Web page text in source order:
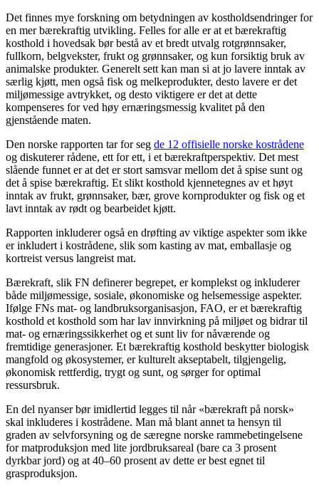
Det finnes mye forskning om betydningen av kostholdsendringer for
en mer bærekraftig utvikling. Felles for alle er at et bærekraftig
kosthold i hovedsak bør bestå av et bredt utvalg rotgrønnsaker,
fullkorn, belgvekster, frukt og grønnsaker, og kun forsiktig bruk av
animalske produkter. Generelt sett kan man si at jo lavere inntak av
særlig kjøtt, men også fisk og melkeprodukter, desto lavere er det
miljømessige avtrykket, og desto viktigere er det at dette
kompenseres for ved høy ernæringsmessig kvalitet på den
gjenstående maten.
Den norske rapporten tar for seg de 12 offisielle norske kostrådene
og diskuterer rådene, ett for ett, i et bærekraftperspektiv. Det mest
slående funnet er at det er stort samsvar mellom det å spise sunt og
det å spise bærekraftig. Et slikt kosthold kjennetegnes av et høyt
inntak av frukt, grønnsaker, bær, grove kornprodukter og fisk og et
lavt inntak av rødt og bearbeidet kjøtt.
Rapporten inkluderer også en drøfting av viktige aspekter som ikke
er inkludert i kostrådene, slik som kasting av mat, emballasje og
kortreist versus langreist mat.
Bærekraft, slik FN definerer begrepet, er komplekst og inkluderer
både miljømessige, sosiale, økonomiske og helsemessige aspekter.
Ifølge FNs mat- og landbruksorganisasjon, FAO, er et bærekraftig
kosthold et kosthold som har lav innvirkning på miljøet og bidrar til
mat- og ernæringssikkerhet og et sunt liv for nåværende og
fremtidige generasjoner. Et bærekraftig kosthold beskytter biologisk
mangfold og økosystemer, er kulturelt akseptabelt, tilgjengelig,
økonomisk rettferdig, trygt og sunt, og sørger for optimal
ressursbruk.
En del nyanser bør imidlertid legges til når «bærekraft på norsk»
skal inkluderes i kostrådene. Man må blant annet ta hensyn til
graden av selvforsyning og de særegne norske rammebetingelsene
for matproduksjon med lite jordbruksareal (bare ca 3 prosent
dyrkbar jord) og at 40–60 prosent av dette er best egnet til
grasproduksjon.